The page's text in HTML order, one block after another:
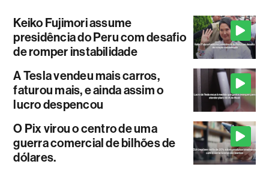
Keiko Fujimori assume
presidência do Peru com desafio
de romper instabilidade
A Tesla vendeu mais carros,
faturou mais, e ainda assim o
lucro despencou
O Pix virou o centro de uma
guerra comercial de bilhões de
dólares.